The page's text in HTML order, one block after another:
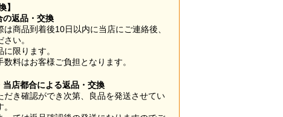
】
の返品・交換
は商品到着後10日以内に当店にご連絡後、
い。
限ります。
料はお客様ご負担となります。
当店都合による返品・交換
だき確認ができ次第、良品を発送させてい